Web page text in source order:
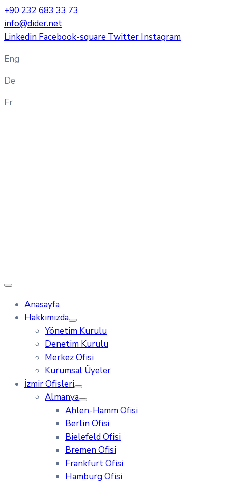
+90 232 683 33 73
info@dider.net
Linkedin Facebook-square Twitter Instagram
Eng
De
Fr
Anasayfa
Hakkımızda
Yönetim Kurulu
Denetim Kurulu
Merkez Ofisi
Kurumsal Üyeler
İzmir Ofisleri
Almanya
Ahlen-Hamm Ofisi
Berlin Ofisi
Bielefeld Ofisi
Bremen Ofisi
Frankfurt Ofisi
Hamburg Ofisi